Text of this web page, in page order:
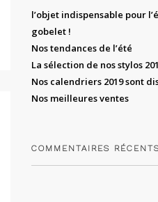
l’objet indispensable pour
gobelet !
Nos tendances de l’été
La sélection de nos stylos
Nos calendriers 2019 sont
Nos meilleures ventes
COMMENTAIRES RÉCENTS